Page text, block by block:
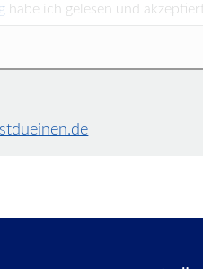
habe ich gelesen und akzeptiert.